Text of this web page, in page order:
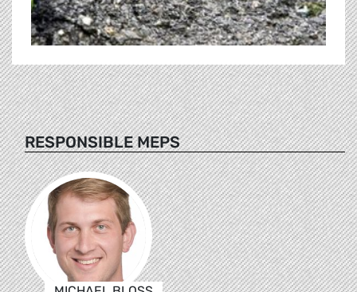
RESPONSIBLE MEPS